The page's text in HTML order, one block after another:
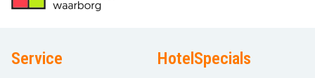
Service HotelSpecials